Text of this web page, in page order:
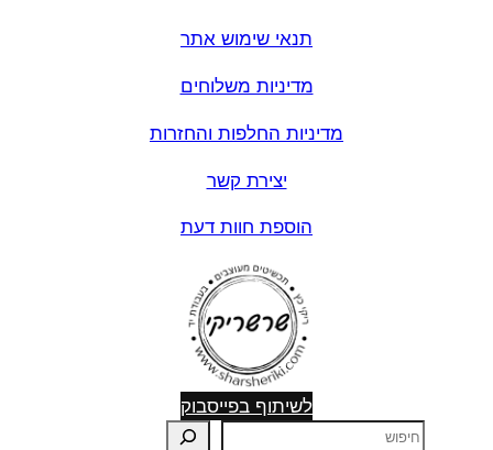
תנאי שימוש אתר
מדיניות משלוחים
מדיניות החלפות והחזרות
יצירת קשר
הוספת חוות דעת
לשיתוף בפייסבוק